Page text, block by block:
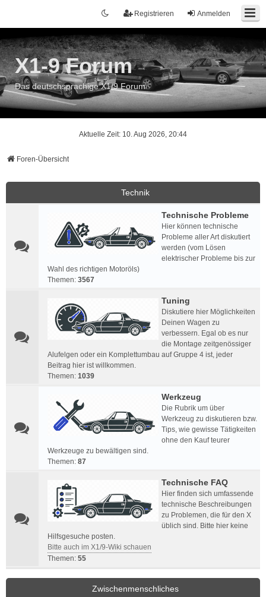
Anmelden
Registrieren
X1-9 Forum
Das deutschsprachige X1/9 Forum
Aktuelle Zeit: 10. Aug 2026, 20:44
Foren-Übersicht
Technik
Technische Probleme
Hier können technische
Probleme aller Art diskutiert
werden (vom Lösen
elektrischer Probleme bis zur
Wahl des richtigen Motoröls)
Themen: 3567
Tuning
Diskutiere hier Möglichkeiten
Deinen Wagen zu
verbessern. Egal ob es nur
die Montage zeitgenössiger
Alufelgen oder ein Komplettumbau auf Gruppe 4 ist, jeder
Beitrag hier ist willkommen.
Themen: 1039
Werkzeug
Die Rubrik um über
Werkzeug zu diskutieren bzw.
Tips, wie gewisse Tätigkeiten
ohne den Kauf teurer
Werkzeuge zu bewältigen sind.
Themen: 87
Technische FAQ
Hier finden sich umfassende
technische Beschreibungen
zu Problemen, die für den X
üblich sind. Bitte hier keine
Hilfsgesuche posten.
Bitte auch im X1/9-Wiki schauen
Themen: 55
Zwischenmenschliches